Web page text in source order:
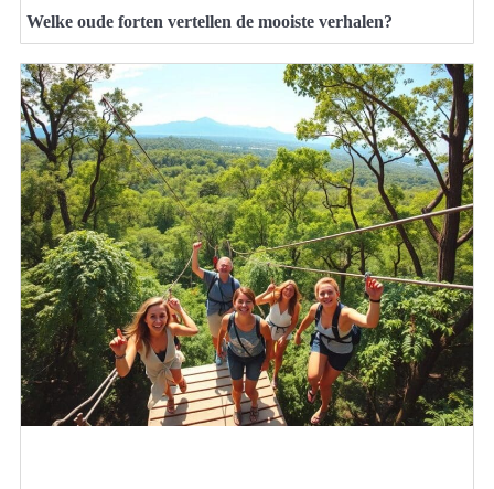
Welke oude forten vertellen de mooiste verhalen?